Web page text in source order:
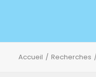
Accueil Recherches